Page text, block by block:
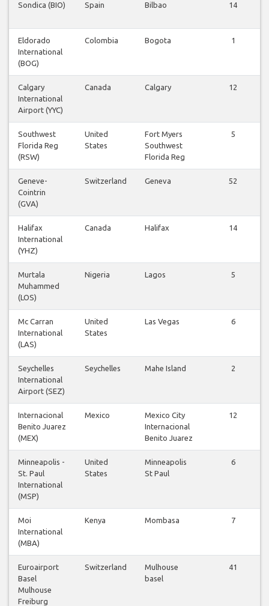
Sondica (BIO) Spain Bilbao 14
Eldorado
International
(BOG)
Colombia Bogota 1
Calgary
International
Airport (YYC)
Canada Calgary 12
Southwest
Florida Reg
(RSW)
United
States
Fort Myers
Southwest
Florida Reg
5
Geneve-
Cointrin
(GVA)
Switzerland Geneva 52
Halifax
International
(YHZ)
Canada Halifax 14
Murtala
Muhammed
(LOS)
Nigeria Lagos 5
Mc Carran
International
(LAS)
United
States
Las Vegas 6
Seychelles
International
Airport (SEZ)
Seychelles Mahe Island 2
Internacional
Benito Juarez
(MEX)
Mexico
Mexico City
Internacional
Benito Juarez
12
Minneapolis -
St. Paul
International
(MSP)
United
States
Minneapolis
St Paul
6
Moi
International
(MBA)
Kenya Mombasa 7
Euroairport
Basel
Mulhouse
Freiburg
Switzerland
Mulhouse
basel
41